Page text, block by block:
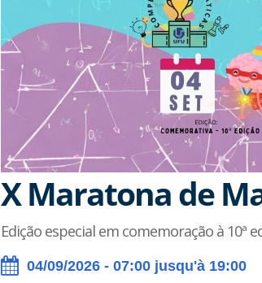
X Maratona de
Edição especial em comemoração à 10ª
04/09/2026 - 07:00 jusqu'à 19:00